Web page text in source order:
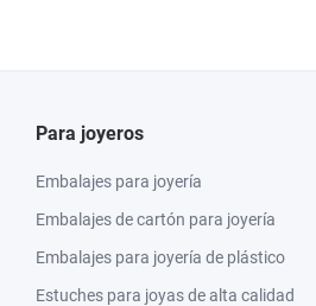
Para joyeros
Embalajes para joyería
Embalajes de cartón para joyería
Embalajes para joyería de plástico
Estuches para joyas de alta calidad